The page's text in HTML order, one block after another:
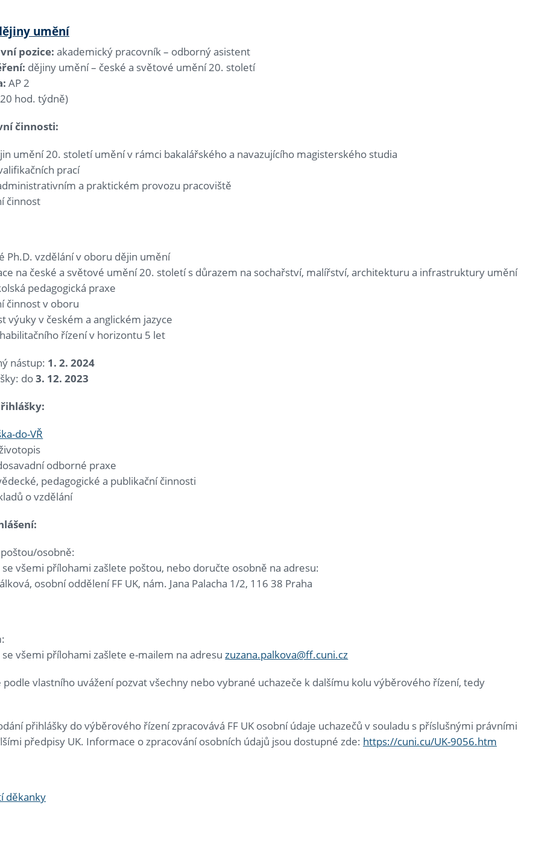
umění
pozice: akademický pracovník – odborný asistent
dějiny umění – české a světové umění 20. století
AP 2
hod. týdně)
činnosti:
umění 20. století umění v rámci bakalářského a navazujícího magisterského studia
prací
a praktickém provozu pracoviště
činnost
Ph.D. vzdělání v oboru dějin umění
na české a světové umění 20. století s důrazem na sochařství, malířství, architekturu a infrastruktury umění
pedagogická praxe
činnost v oboru
výuky v českém a anglickém jazyce
řízení v horizontu 5 let
nástup: 1. 2. 2024
do3. 12. 2023
do-VŘ
odborné praxe
pedagogické a publikační činnosti
o vzdělání
ášení:
osobně:
se všemi přílohami zašlete poštou, nebo doručte osobně na adresu:
osobní oddělení FF UK, nám. Jana Palacha 1/2, 116 38 Praha
se všemi přílohami zašlete e-mailem na adresuzuzana.palkova@ff.cuni.cz
podle vlastního uvážení pozvat všechny nebo vybrané uchazeče k dalšímu kolu výběrového řízení, tedy
přihlášky do výběrového řízení zpracovává FF UK osobní údaje uchazečů v souladu s příslušnými právními
předpisy UK. Informace o zpracování osobních údajů jsou dostupné zde: https://cuni.cu/UK-9056.htm
děkanky